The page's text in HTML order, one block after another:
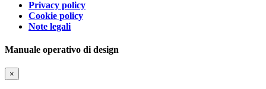
Privacy policy
Cookie policy
Note legali
Manuale operativo di design
×